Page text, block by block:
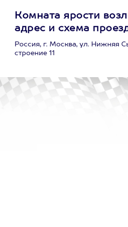
Комната ярости
адрес и схема
Россия, г. Москва, ул. Нижняя
строение 11